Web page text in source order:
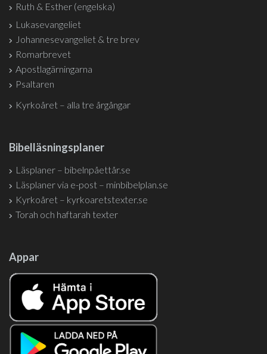
Ruth & Esther (engelska)
Lukasevangeliet
Johannesevangeliet & tre brev
Romarbrevet
Apostlagärningarna
Psaltaren
Kyrkoåret – alla tre årgångar
Bibelläsningsplaner
Läsplaner – bibelnpåettår.se
Läsplaner via e-post – minbibelplan.se
Kyrkoåret – kyrkoaretstexter.se
Torah och haftarah texter
Appar